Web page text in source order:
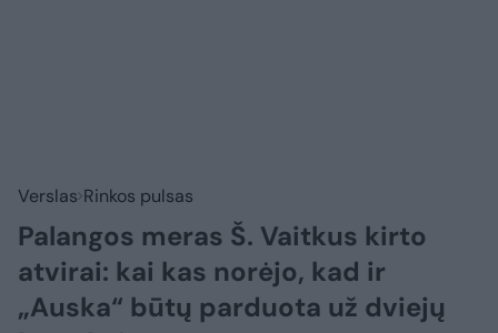
Verslas Rinkos pulsas
Palangos meras Š. Vaitkus kirto
atvirai: kai kas norėjo, kad ir
„Auska“ būtų parduota už dviejų